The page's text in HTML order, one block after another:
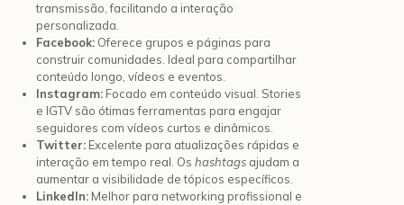
transmissão, facilitando a interação
personalizada.
Facebook: Oferece grupos e páginas para
construir comunidades. Ideal para compartilhar
conteúdo longo, vídeos e eventos.
Instagram: Focado em conteúdo visual. Stories
e IGTV são ótimas ferramentas para engajar
seguidores com vídeos curtos e dinâmicos.
Twitter: Excelente para atualizações rápidas e
interação em tempo real. Os hashtags ajudam a
aumentar a visibilidade de tópicos específicos.
LinkedIn: Melhor para networking profissional e